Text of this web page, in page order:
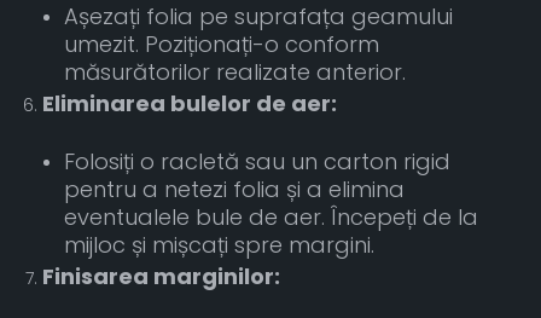
Așezați folia pe suprafața geamului
umezit. Poziționați-o conform
măsurătorilor realizate anterior.
Eliminarea bulelor de aer:
Folosiți o racletă sau un carton rigid
pentru a netezi folia și a elimina
eventualele bule de aer. Începeți de la
mijloc și mișcați spre margini.
Finisarea marginilor: